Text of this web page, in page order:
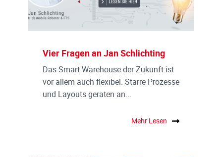
Vier Fragen an Jan Schlichting
Das Smart Warehouse der Zukunft ist
vor allem auch flexibel. Starre Prozesse
und Layouts geraten an...
Mehr Lesen